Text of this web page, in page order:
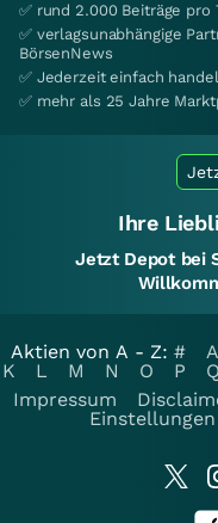
✅ rund 2.000 Beiträge pro
✅ verlagsunabhängige
BörsenNews
✅ Jederzeit einfach
✅ mehr als 25 Jahre
Ihre
Jetzt Depot bei
Aktien von A - Z: # A
K
L M N O P Q
Impressum
Einstellungen